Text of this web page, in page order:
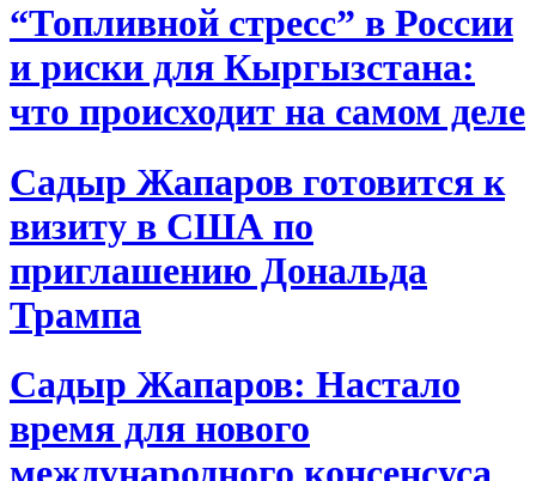
“Топливной стресс” в России
и риски для Кыргызстана:
что происходит на самом деле
Садыр Жапаров готовится к
визиту в США по
приглашению Дональда
Трампа
Садыр Жапаров: Настало
время для нового